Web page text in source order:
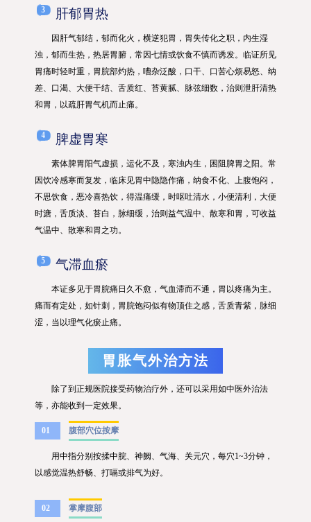
3 肝郁胃热
因肝气郁结，郁而化火，横逆犯胃，胃失传化之职，内生湿
浊，郁而生热，热居胃腑，常因七情或饮食不慎而诱发。临证所见
胃痛时轻时重，胃脘部灼热，嘈杂泛酸，口干、口苦心烦易怒、纳
差、口渴、大便干结、舌质红、苔黄腻、脉弦细数，治则泄肝清热
和胃，以疏肝胃气机而止痛。
4 脾虚胃寒
素体脾胃阳气虚损，运化不及，寒浊内生，困阻脾胃之阳。常
因饮冷感寒而复发，临床见胃中隐隐作痛，纳食不化、上腹饱闷，
不思饮食，恶冷喜热饮，得温痛缓，时呕吐清水，小便清利，大便
时溏，舌质淡、苔白，脉细缓，治则益气温中、散寒和胃，可收益
气温中、散寒和胃之功。
5 气滞血瘀
本证多见于胃脘痛日久不愈，气血滞而不通，胃以疼痛为主。
痛而有定处，如针刺，胃脘饱闷似有物顶住之感，舌质青紫，脉细
涩，当以理气化瘀止痛。
胃胀气外治方法
除了到正规医院接受药物治疗外，还可以采用如中医外治法
等，亦能收到一定效果。
01 腹部穴位按摩
用中指分别按揉中脘、神阙、气海、 关元穴 ，每穴1~3分钟，
以感觉温热舒畅、打嗝或排气为好。
02 掌摩腹部